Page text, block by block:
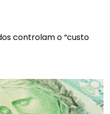
controlam o “custo